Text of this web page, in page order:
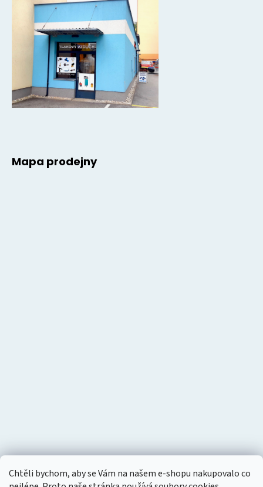
Chtěli bychom, aby se Vám na našem e-shopu nakupovalo co
Mapa prodejny